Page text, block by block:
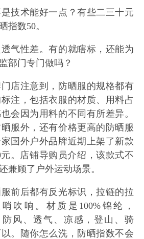
技术能好一点？有些二三十元
指数50。
气性差。有的就瞎标，还能为
部门专门做吗？
店注意到，防晒服的规格都有
注，包括衣服的材质、用料占
会因为用料的不同有所差异。
服外，还有价格更高的防晒服
国外户外品牌近期上架了新款
。店铺导购员介绍，该款式不
兼顾了户外运动场景。
前后都有反光标识，拉链的拉
吹响。材质是100%锦纶，
防风、透气、凉感，登山、骑
。随你怎么洗，防晒指数不会